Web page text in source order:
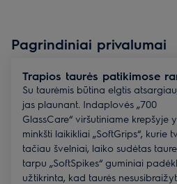
Pagrindiniai privalumai
Trapios taurės patikimose
Su taurėmis būtina elgtis
jas plaunant. Indaplovės „700
GlassCare“ viršutiniame krepšyje
minkšti laikikliai „SoftGrips“, kurie
tačiau švelniai, laiko sudėtas
tarpu „SoftSpikes“ guminiai
užtikrinta, kad taurės